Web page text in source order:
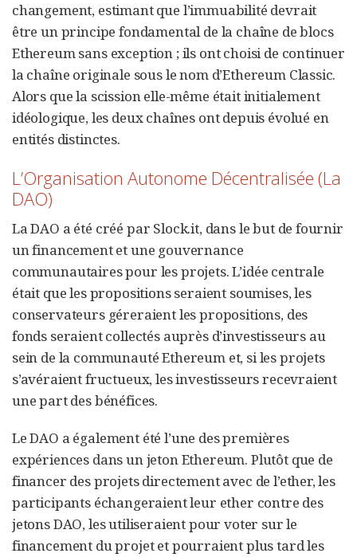
changement, estimant que l’immuabilité devrait
être un principe fondamental de la chaîne de blocs
Ethereum sans exception ; ils ont choisi de continuer
la chaîne originale sous le nom d’Ethereum Classic.
Alors que la scission elle-même était initialement
idéologique, les deux chaînes ont depuis évolué en
entités distinctes.
L’Organisation Autonome Décentralisée (La
DAO)
La DAO a été créé par Slock.it, dans le but de fournir
un financement et une gouvernance
communautaires pour les projets. L’idée centrale
était que les propositions seraient soumises, les
conservateurs géreraient les propositions, des
fonds seraient collectés auprès d’investisseurs au
sein de la communauté Ethereum et, si les projets
s’avéraient fructueux, les investisseurs recevraient
une part des bénéfices.
Le DAO a également été l’une des premières
expériences dans un jeton Ethereum. Plutôt que de
financer des projets directement avec de l’ether, les
participants échangeraient leur ether contre des
jetons DAO, les utiliseraient pour voter sur le
financement du projet et pourraient plus tard les